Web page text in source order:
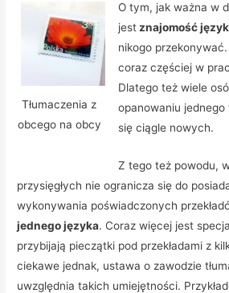
Tłumaczenia z
obcego na obcy
O tym, jak ważna w
jestznajomość
nikogo
coraz częściej w
Dlatego też wiele
opanowaniu
się ciągle nowych.
Z tego też powodu,
przysięgłych nie ogranicza się do
wykonywania poświadczonych
jednego języka. Coraz więcej jest
przybijają pieczątki pod przekładami z
ciekawe jednak, ustawa o zawodzie
uwzględnia takich umiejętności.